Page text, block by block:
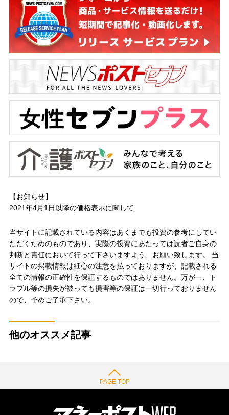
【お知らせ】
2021年4月1日以降の価格表示に関して
当サイトに記載されている内容はあくまでも投資の参考にしてい
ただくためのものであり、実際の投資にあたっては読者ご自身の
判断と責任において行って下さいますよう、お願い致します。 当
サイトの掲載情報は細心の注意を払っておりますが、記載される
全ての情報の正確性を保証するものではありません。万が一、ト
ラブル等の損失が被っても損害等の保証は一切行っておりません
ので、予めご了承下さい。
他のオススメ記事
PAGE TOP